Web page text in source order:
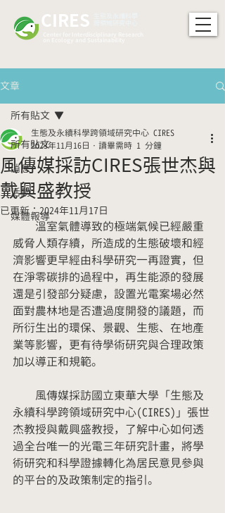
CIRES
文章
所有貼文
消息
活動
媒體報導
所有貼文
風傳媒採訪CIRES張世杰與
戴興盛教授
生態及永續科學跨領域研究中心 CIRES
2023年11月16日
讀畢需時 1 分鐘
已更新：2024年11月17日
溫室氣體導致的極端氣候已經嚴重
威脅人類存續，所造成的生態破壞和經
濟影響更早經由科學研究一再證實，但
在淨零碳排的過程中，再生能源的發展
還是引發部分疑慮，設置光電案場必然
面對農林地是否遭過度開發的議題，而
所衍生出的環保、景觀、生態、在地產
業等影響，更有待學術研究與合理政策
加以導正和規範。
風傳媒採訪國立東華大學「生態及
永續科學跨領域研究中心(CIRES)」張世
杰教授與戴興盛教授，了解中心如何透
過全台唯一的光電三年研究計畫，將學
術研究和科學證據轉化為居民意見參與
的平台的及政策制定的指引。